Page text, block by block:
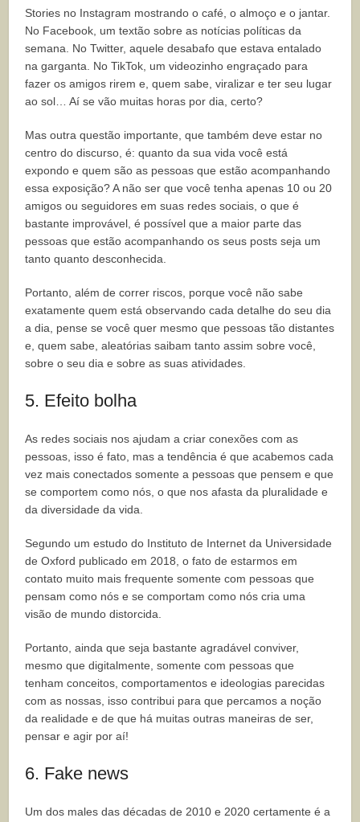
Stories no Instagram mostrando o café, o almoço e o jantar.
No Facebook, um textão sobre as notícias políticas da
semana. No Twitter, aquele desabafo que estava entalado
na garganta. No TikTok, um videozinho engraçado para
fazer os amigos rirem e, quem sabe, viralizar e ter seu lugar
ao sol… Aí se vão muitas horas por dia, certo?
Mas outra questão importante, que também deve estar no
centro do discurso, é: quanto da sua vida você está
expondo e quem são as pessoas que estão acompanhando
essa exposição? A não ser que você tenha apenas 10 ou 20
amigos ou seguidores em suas redes sociais, o que é
bastante improvável, é possível que a maior parte das
pessoas que estão acompanhando os seus posts seja um
tanto quanto desconhecida.
Portanto, além de correr riscos, porque você não sabe
exatamente quem está observando cada detalhe do seu dia
a dia, pense se você quer mesmo que pessoas tão distantes
e, quem sabe, aleatórias saibam tanto assim sobre você,
sobre o seu dia e sobre as suas atividades.
5. Efeito bolha
As redes sociais nos ajudam a criar conexões com as
pessoas, isso é fato, mas a tendência é que acabemos cada
vez mais conectados somente a pessoas que pensem e que
se comportem como nós, o que nos afasta da pluralidade e
da diversidade da vida.
Segundo um estudo do Instituto de Internet da Universidade
de Oxford publicado em 2018, o fato de estarmos em
contato muito mais frequente somente com pessoas que
pensam como nós e se comportam como nós cria uma
visão de mundo distorcida.
Portanto, ainda que seja bastante agradável conviver,
mesmo que digitalmente, somente com pessoas que
tenham conceitos, comportamentos e ideologias parecidas
com as nossas, isso contribui para que percamos a noção
da realidade e de que há muitas outras maneiras de ser,
pensar e agir por aí!
6. Fake news
Um dos males das décadas de 2010 e 2020 certamente é a